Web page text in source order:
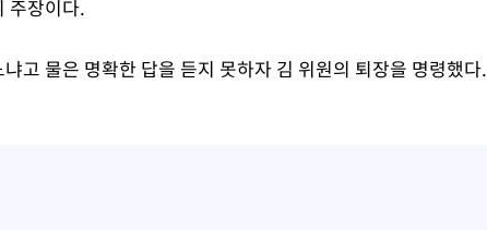
주장이다.
고 물은 명확한 답을 듣지 못하자 김 위원의 퇴장을 명령했다.